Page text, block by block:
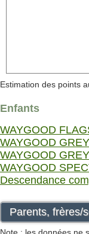
Estimation des points
Enfants
WAYGOOD
WAYGOOD
WAYGOOD
WAYGOOD
Descendance
Parents, frères/
Note : les données ne